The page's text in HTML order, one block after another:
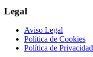
Legal
Aviso Legal
Política de Cookies
Política de Privacidad